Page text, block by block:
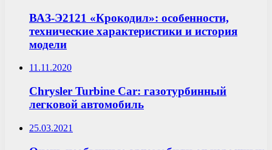
ВАЗ-Э2121 «Крокодил»: особенности,
технические характеристики и история
модели
11.11.2020
Chrysler Turbine Car: газотурбинный
легковой автомобиль
25.03.2021